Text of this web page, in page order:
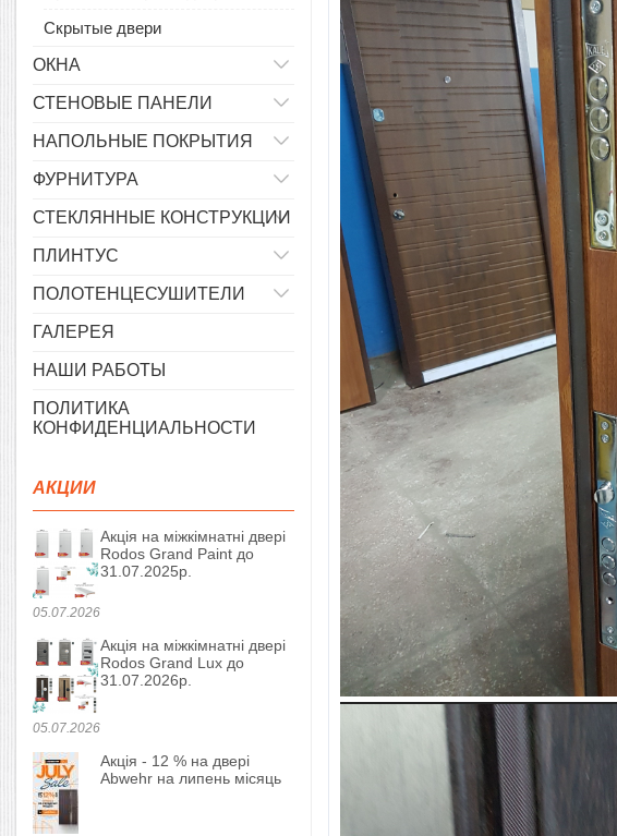
Скрытые двери
ОКНА
СТЕНОВЫЕ ПАНЕЛИ
НАПОЛЬНЫЕ ПОКРЫТИЯ
ФУРНИТУРА
СТЕКЛЯННЫЕ КОНСТРУКЦИИ
ПЛИНТУС
ПОЛОТЕНЦЕСУШИТЕЛИ
ГАЛЕРЕЯ
НАШИ РАБОТЫ
ПОЛИТИКА
КОНФИДЕНЦИАЛЬНОСТИ
АКЦИИ
05.07.2026
Акція на міжкімнатні двері
Rodos Grand Paint до
31.07.2025р.
05.07.2026
Акція на міжкімнатні двері
Rodos Grand Lux до
31.07.2026р.
Акція - 12 % на двері
Abwehr на липень місяць